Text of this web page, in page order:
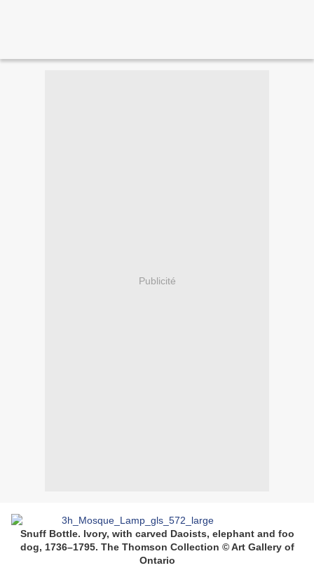
Publicité
Snuff Bottle. Ivory, with carved Daoists, elephant and foo
dog, 1736–1795. The Thomson Collection © Art Gallery of
Ontario